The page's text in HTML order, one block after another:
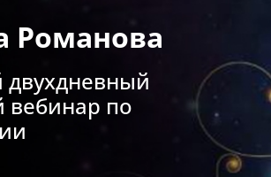
Романова
вебинар по